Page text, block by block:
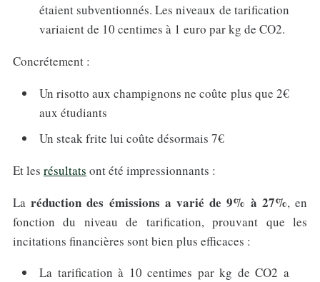
étaient subventionnés. Les niveaux de tarification
variaient de 10 centimes à 1 euro par kg de CO2.
Concrétement :
Un risotto aux champignons ne coûte plus que 2€
aux étudiants
Un steak frite lui coûte désormais 7€
Et les résultats ont été impressionnants :
Laréduction des émissions a varié de 9% à 27%, en
fonction du niveau de tarification, prouvant que les
incitations financières sont bien plus efficaces :
La tarification à 10 centimes par kg de CO2 a